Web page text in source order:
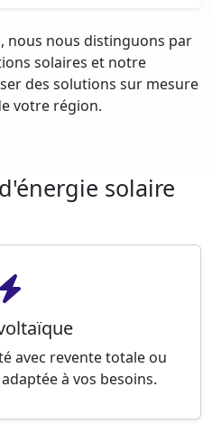
nous nous distinguons par
solaires et notre
des solutions sur mesure
votre région.
solaire
avec revente totale ou
à vos besoins.